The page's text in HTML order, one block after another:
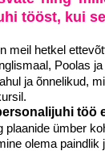
tööst, kui
hetkel
Poolas
ja õnnelikud,
töö
plaanide ümber
olema